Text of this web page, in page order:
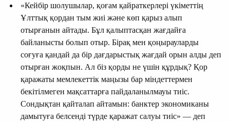
«Кейбір шолушылар, қоғам қайраткерлері үкіметтің
Ұлттық қордан тым жиі және көп қарыз алып
отырғанын айтады. Бұл қалыптасқан жағдайға
байланысты болып отыр. Бірақ мен қоңырауларды
соғуға қандай да бір дағдарыстық жағдай орын алды деп
отырған жоқпын. Ал біз қорды не үшін құрдық? Қор
қаражаты мемлекеттік маңызы бар міндеттермен
бекітілмеген мақсаттарға пайдаланылмауы тиіс.
Сондықтан қайталап айтамын: банктер экономиканы
дамытуға белсенді түрде қаражат салуы тиіс» — деп